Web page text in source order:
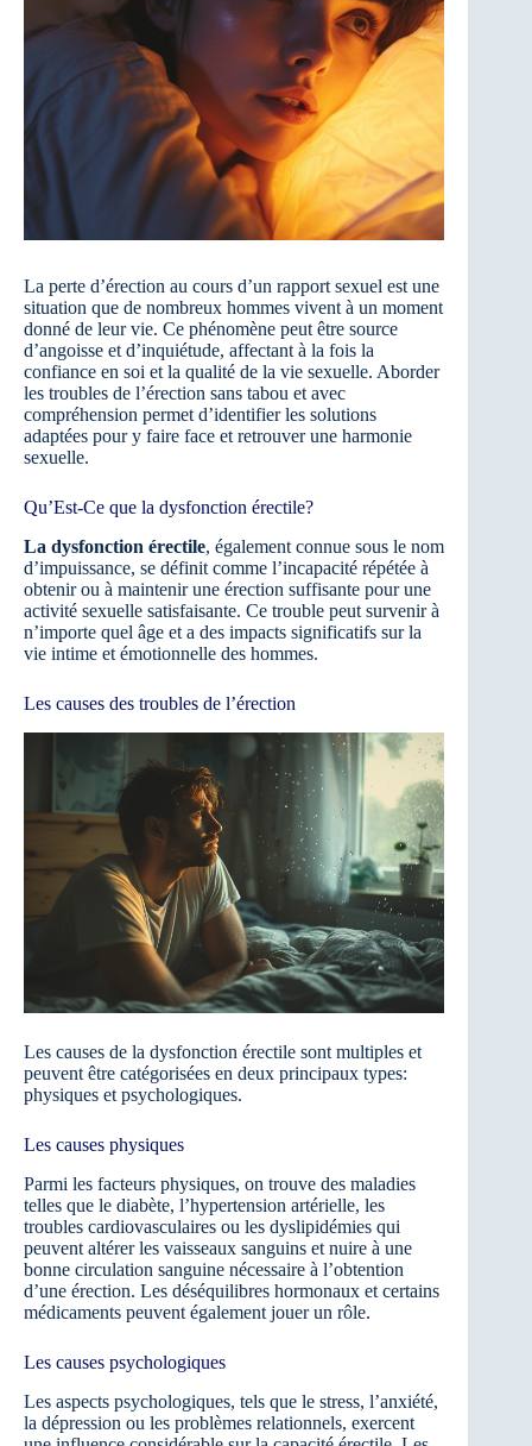
La perte d’érection au cours d’un rapport sexuel est une
situation que de nombreux hommes vivent à un moment
donné de leur vie. Ce phénomène peut être source
d’angoisse et d’inquiétude, affectant à la fois la
confiance en soi et la qualité de la vie sexuelle. Aborder
les troubles de l’érection sans tabou et avec
compréhension permet d’identifier les solutions
adaptées pour y faire face et retrouver une harmonie
sexuelle.
Qu’Est-Ce que la dysfonction érectile?
La dysfonction érectile, également connue sous le nom
d’impuissance, se définit comme l’incapacité répétée à
obtenir ou à maintenir une érection suffisante pour une
activité sexuelle satisfaisante. Ce trouble peut survenir à
n’importe quel âge et a des impacts significatifs sur la
vie intime et émotionnelle des hommes.
Les causes des troubles de l’érection
Les causes de la dysfonction érectile sont multiples et
peuvent être catégorisées en deux principaux types:
physiques et psychologiques.
Les causes physiques
Parmi les facteurs physiques, on trouve des maladies
telles que le diabète, l’hypertension artérielle, les
troubles cardiovasculaires ou les dyslipidémies qui
peuvent altérer les vaisseaux sanguins et nuire à une
bonne circulation sanguine nécessaire à l’obtention
d’une érection. Les déséquilibres hormonaux et certains
médicaments peuvent également jouer un rôle.
Les causes psychologiques
Les aspects psychologiques, tels que le stress, l’anxiété,
la dépression ou les problèmes relationnels, exercent